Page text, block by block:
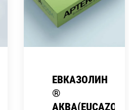
ЕВКАЗОЛИН
®